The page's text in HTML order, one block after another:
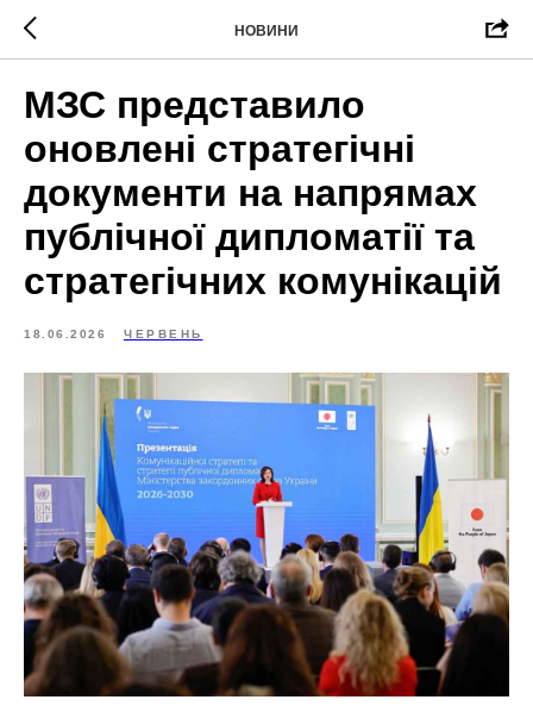
НОВИНИ
МЗС представило
оновлені стратегічні
документи на напрямах
публічної дипломатії та
стратегічних комунікацій
18.06.2026 ЧЕРВЕНЬ